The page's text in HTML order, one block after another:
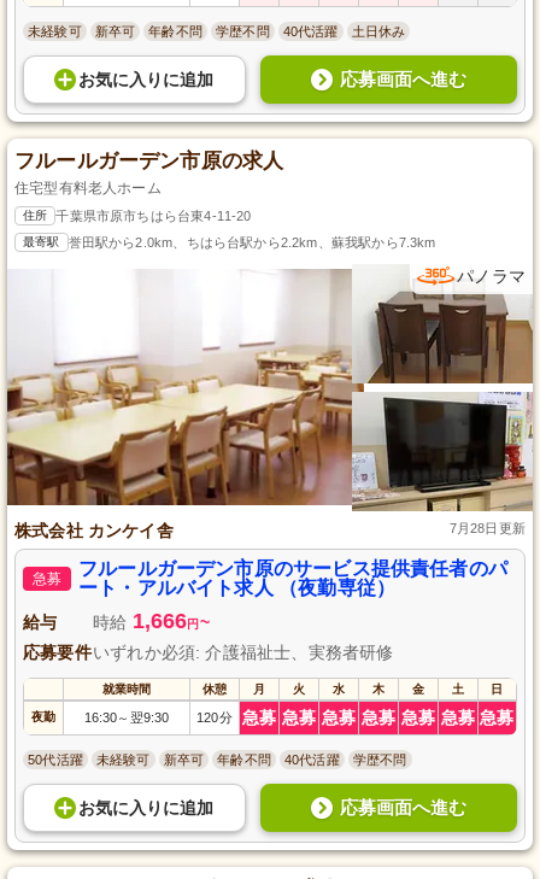
未経験可 新卒可 年齢不問 学歴不問 40代活躍 土日休み
お気に入り に追加 応募画面へ進む
フルールガーデン市原の求人
住宅型有料老人ホーム
住所 千葉県市原市ちはら台東4-11-20
最寄駅 誉田駅から2.0km、ちはら台駅から2.2km、蘇我駅から7.3km
パノラマ
株式会社 カンケイ舎 7月28日更新
急募
フルールガーデン市原のサービス提供責任者のパ
ート・アルバイト求人 （夜勤専従）
給与 時給 1,666円 ~
応募要件いずれか必須: 介護福祉士、実務者研修
就業時間 休憩 月 火 水 木 金 土 日
夜勤 16:30～ 翌9:30 120分 急募 急募 急募 急募 急募 急募 急募
50代活躍 未経験可 新卒可 年齢不問 40代活躍 学歴不問
お気に入り に追加 応募画面へ進む